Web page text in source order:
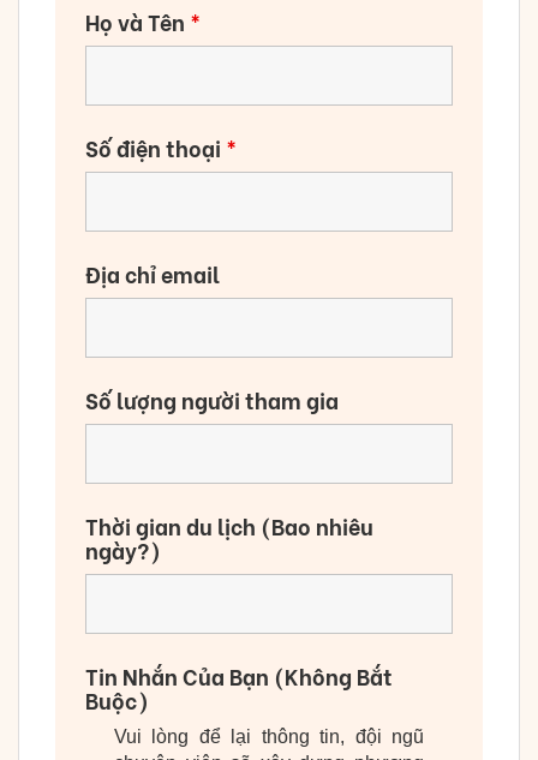
Họ và Tên *
Số điện thoại *
Địa chỉ email
Số lượng người tham gia
Thời gian du lịch (Bao nhiêu
ngày?)
Tin Nhắn Của Bạn (Không Bắt
Buộc)
Vui lòng để lại thông tin, đội ngũ